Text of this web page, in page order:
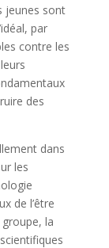
jeunes sont
par
contre les
des
dans
les
de l’être
la